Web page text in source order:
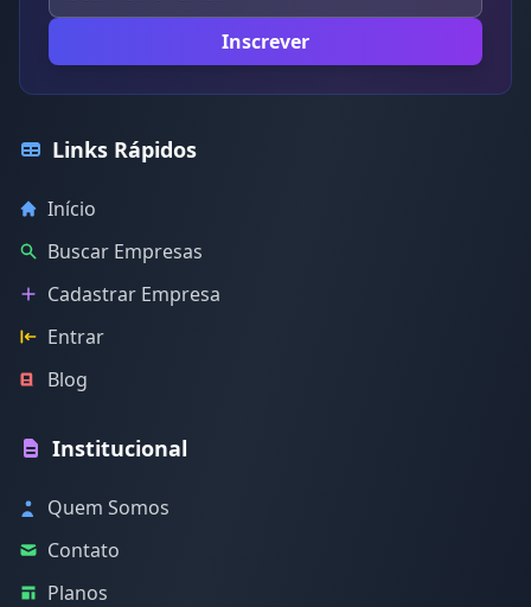
Inscrever
Links Rápidos
Início
Buscar Empresas
Cadastrar Empresa
Entrar
Blog
Institucional
Quem Somos
Contato
Planos